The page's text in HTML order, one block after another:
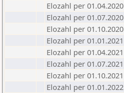
Elozahl per 01.04.2020
Elozahl per 01.07.2020
Elozahl per 01.10.2020
Elozahl per 01.01.2021
Elozahl per 01.04.2021
Elozahl per 01.07.2021
Elozahl per 01.10.2021
Elozahl per 01.01.2022